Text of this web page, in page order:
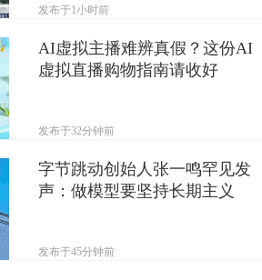
发布于1小时前
AI虚拟主播难辨真假？这份AI
虚拟直播购物指南请收好
发布于32分钟前
字节跳动创始人张一鸣罕见发
声：做模型要坚持长期主义
发布于45分钟前